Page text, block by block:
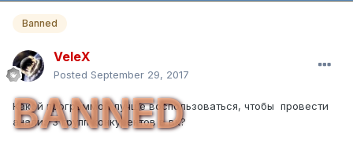
Banned
VeleX
Posted September 29, 2017
BANNED
Какой программой лучше воспользоваться, чтобы провести
анализ 3 групп конкурентов в вк?